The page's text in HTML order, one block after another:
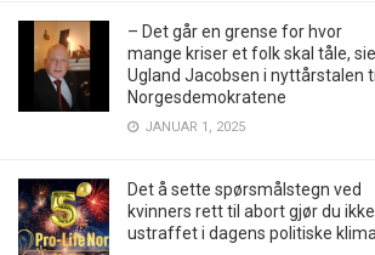
– Det går en grense for hvor
mange kriser et folk skal tåle,
Ugland Jacobsen i nyttårstalen til
Norgesdemokratene
JANUAR 1, 2025
Det å sette spørsmålstegn ved
kvinners rett til abort gjør du ikke
ustraffet i dagens politiske klima